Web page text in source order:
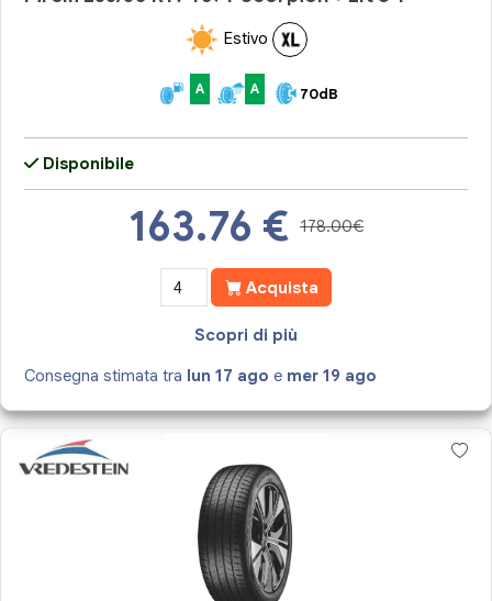
Estivo
A A 70dB
Disponibile
163.76 € 178.00€
Acquista
Scopri di più
Consegna stimata tra lun 17 ago e mer 19 ago